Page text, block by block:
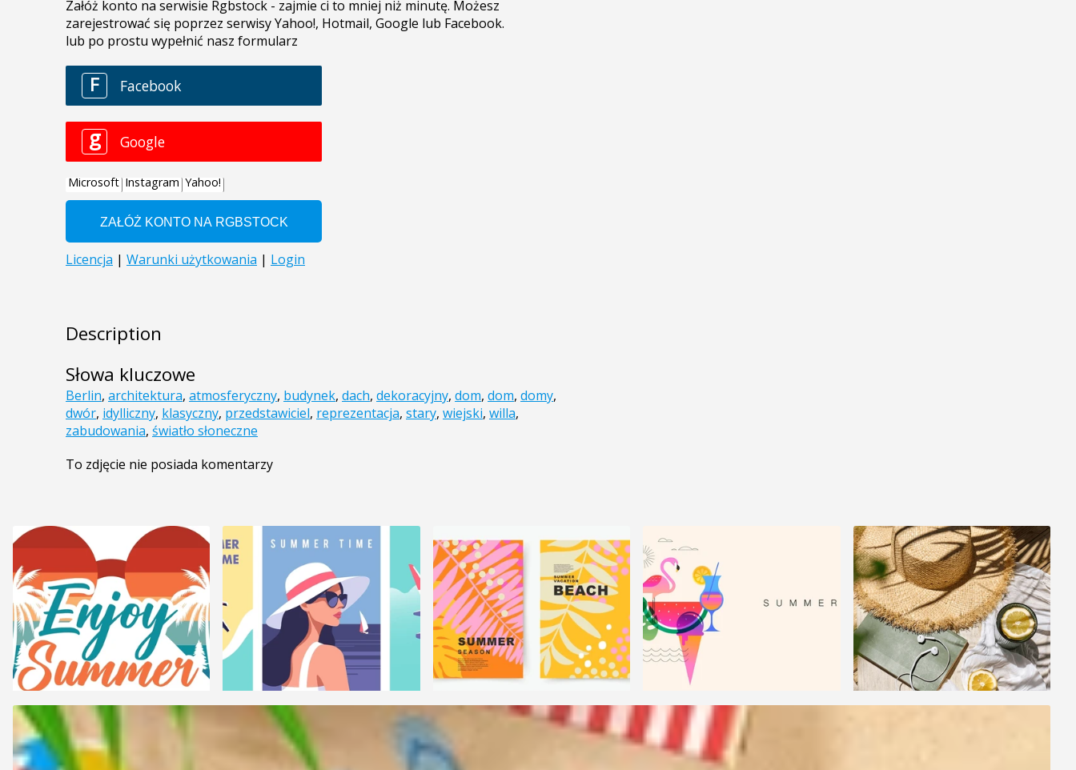
Description
Słowa kluczowe
Berlin, architektura, atmosferyczny, budynek, dach, dekoracyjny, dom, dom, domy,
dwór, idylliczny, klasyczny, przedstawiciel, reprezentacja, stary, wiejski, willa,
zabudowania, światło słoneczne
To zdjęcie nie posiada komentarzy